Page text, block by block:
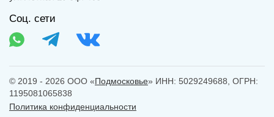
Соц. сети
© 2019 - 2026 ООО «Подмосковье» ИНН: 5029249688, ОГРН:
1195081065838
Политика конфиденциальности